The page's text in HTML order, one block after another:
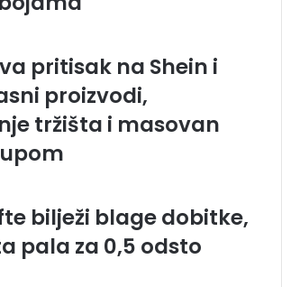
pritisak na Shein i
proizvodi,
tržišta i masovan
bilježi blage dobitke,
pala za 0,5 odsto